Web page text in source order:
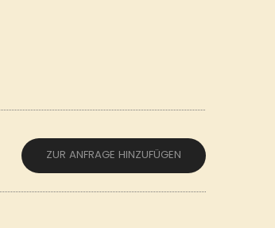
ZUR ANFRAGE HINZUFÜGEN